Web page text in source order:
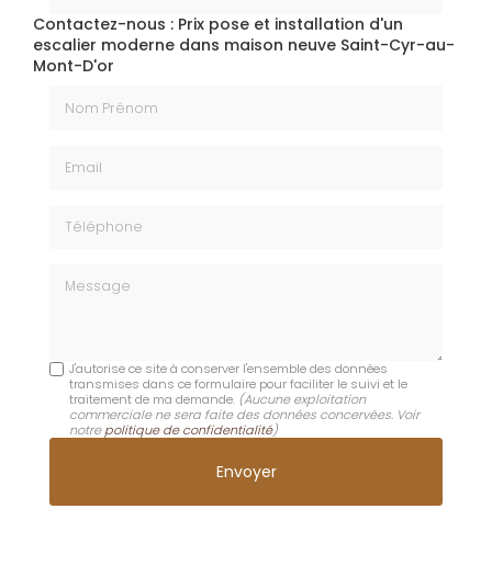
Contactez-nous : Prix pose et installation d'un
escalier moderne dans maison neuve Saint-Cyr-au-
Mont-D'or
J'autorise ce site à conserver l'ensemble des données
transmises dans ce formulaire pour faciliter le suivi et le
traitement de ma demande. (Aucune exploitation
commerciale ne sera faite des données concervées. Voir
notrepolitique de confidentialité)